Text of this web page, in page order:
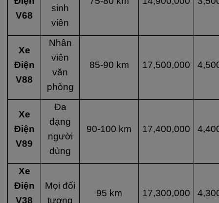
V68
sinh
viên
Xe
Điện
V88
Nhân
viên
văn
phòng
85-90 km 17,500,000
Xe
Điện
V89
Đa
dạng
người
dùng
90-100 km 17,400,000
Xe
Điện
V38
Mọi đối
tượng
95 km 17,300,000